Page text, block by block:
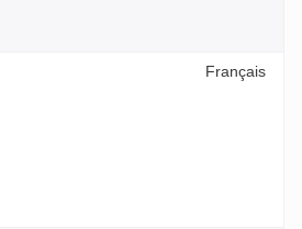
Français